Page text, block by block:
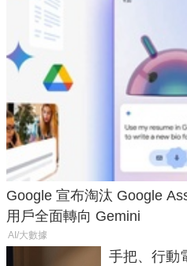
Google 宣布淘汰 Google
用戶全面轉向 Gemini
AI/大數據
手把、行動